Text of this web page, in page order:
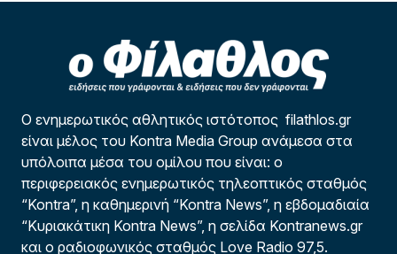
Ο ενημερωτικός αθλητικός ιστότοπος filathlos.gr
είναι μέλος του Kontra Media Group ανάμεσα στα
υπόλοιπα μέσα του ομίλου που είναι: ο
περιφερειακός ενημερωτικός τηλεοπτικός σταθμός
“Kontra”, η καθημερινή “Kontra News”, η εβδομαδιαία
“Κυριακάτικη Kontra News”, η σελίδα Kontranews.gr
και ο ραδιοφωνικός σταθμός Love Radio 97,5.